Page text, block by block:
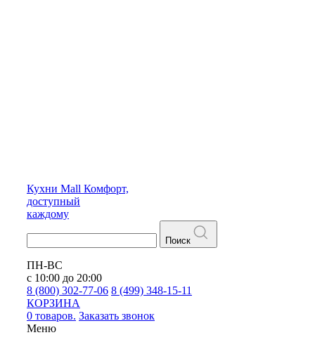
Кухни Mall Комфорт,
доступный
каждому
Поиск
ПН-ВС
с 10:00 до 20:00
8 (800) 302-77-06 8 (499) 348-15-11
КОРЗИНА
0 товаров. Заказать звонок
Меню